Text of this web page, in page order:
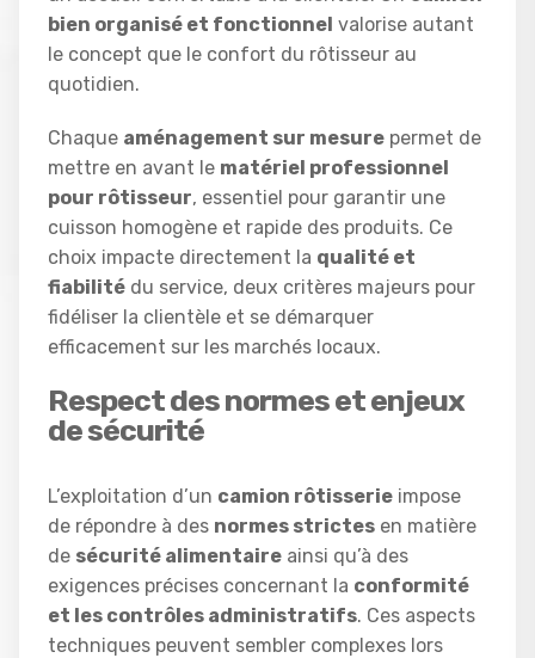
bien organisé et fonctionnel valorise autant
le concept que le confort du rôtisseur au
quotidien.
Chaque aménagement sur mesure permet de
mettre en avant le matériel professionnel
pour rôtisseur, essentiel pour garantir une
cuisson homogène et rapide des produits. Ce
choix impacte directement la qualité et
fiabilité du service, deux critères majeurs pour
fidéliser la clientèle et se démarquer
efficacement sur les marchés locaux.
Respect des normes et enjeux
de sécurité
L’exploitation d’un camion rôtisserie impose
de répondre à des normes strictes en matière
de sécurité alimentaire ainsi qu’à des
exigences précises concernant la conformité
et les contrôles administratifs. Ces aspects
techniques peuvent sembler complexes lors